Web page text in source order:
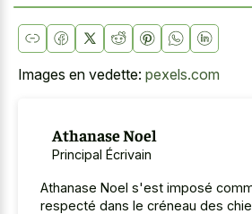
Images en vedette: pexels.com
Athanase Noel
Principal Écrivain
Athanase Noel s'est imposé
respecté dans le créneau des